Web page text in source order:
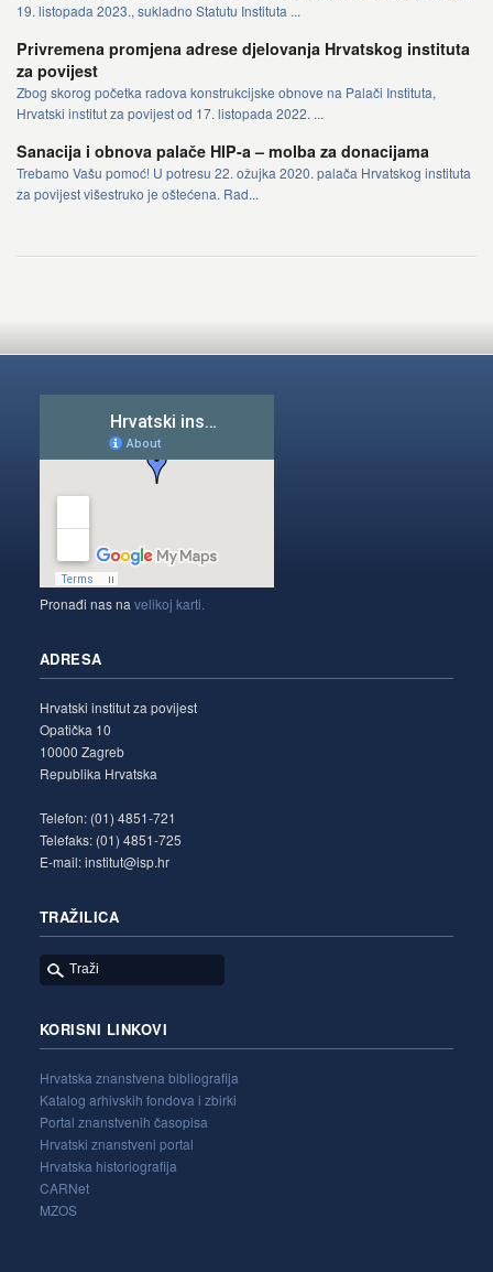
19. listopada 2023., sukladno Statutu Instituta ...
Privremena promjena adrese djelovanja Hrvatskog instituta
za povijest
Zbog skorog početka radova konstrukcijske obnove na Palači Instituta,
Hrvatski institut za povijest od 17. listopada 2022. ...
Sanacija i obnova palače HIP-a – molba za donacijama
Trebamo Vašu pomoć! U potresu 22. ožujka 2020. palača Hrvatskog instituta
za povijest višestruko je oštećena. Rad...
Pronađi nas na velikoj karti.
ADRESA
Hrvatski institut za povijest
Opatička 10
10000 Zagreb
Republika Hrvatska
Telefon: (01) 4851-721
Telefaks: (01) 4851-725
E-mail: institut@isp.hr
TRAŽILICA
KORISNI LINKOVI
Hrvatska znanstvena bibliografija
Katalog arhivskih fondova i zbirki
Portal znanstvenih časopisa
Hrvatski znanstveni portal
Hrvatska historiografija
CARNet
MZOS